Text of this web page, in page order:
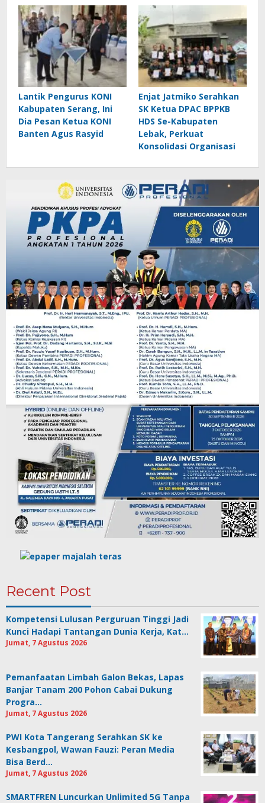
Lantik Pengurus KONI
Kabupaten Serang, Ini
Dia Pesan Ketua KONI
Banten Agus Rasyid
Enjat Jatmiko Serahkan
SK Ketua DPAC BPPKB
HDS Se-Kabupaten
Lebak, Perkuat
Konsolidasi Organisasi
Recent Post
Kompetensi Lulusan Perguruan Tinggi Jadi
Kunci Hadapi Tantangan Dunia Kerja, Kat…
Jumat, 7 Agustus 2026
Pemanfaatan Limbah Galon Bekas, Lapas
Banjar Tanam 200 Pohon Cabai Dukung
Progra…
Jumat, 7 Agustus 2026
PWI Kota Tangerang Serahkan SK ke
Kesbangpol, Wawan Fauzi: Peran Media
Bisa Berd…
Jumat, 7 Agustus 2026
SMARTFREN Luncurkan Unlimited 5G Tanpa